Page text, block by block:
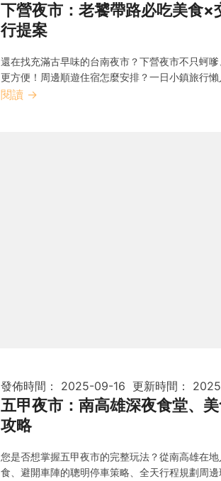
下營夜市：老饕帶路必吃美食×
行提案
還在找充滿古早味的台南夜市？下營夜市不只蚵
更方便！周邊順遊住宿怎麼安排？一日小鎮旅行懶
閱讀 →
發佈時間： 2025-09-16 更新時間：
五甲夜市：南高雄深夜食堂、
攻略
您是否想掌握五甲夜市的完整玩法？從南高雄在
食、避開車陣的聰明停車策略、全天行程規劃周